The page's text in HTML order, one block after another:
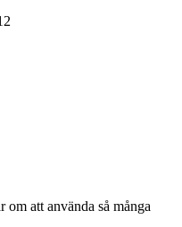
om att använda så många